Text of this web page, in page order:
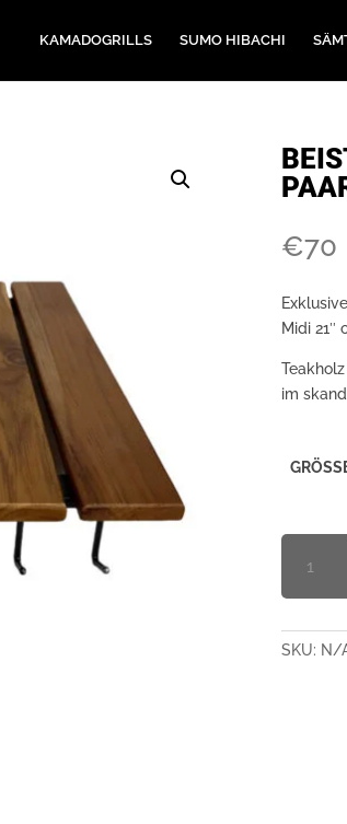
KAMADOGRILLS SUMO HIBACHI
€70
Midi 21″
im
GRÖSSE
(EIN
MENGE
SKU: N/